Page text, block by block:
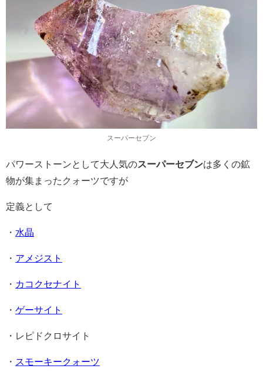
スーパーセブン
パワーストーンとして大人気のスーパーセブンは多くの鉱
物が集まったクォーツですが
定義として
・ 水晶
・ アメジスト
・ カコクセナイト
・ ゲーサイト
・レピドクロサイト
・ スモーキークォーツ